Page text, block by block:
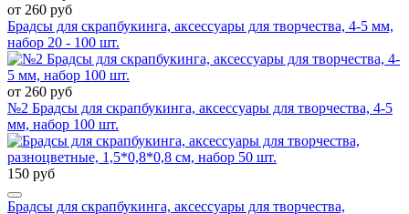
от 260 руб
Брадсы для скрапбукинга, аксессуары для творчества, 4-5 мм,
набор 20 - 100 шт.
от 260 руб
№2 Брадсы для скрапбукинга, аксессуары для творчества, 4-5
мм, набор 100 шт.
150 руб
Брадсы для скрапбукинга, аксессуары для творчества,